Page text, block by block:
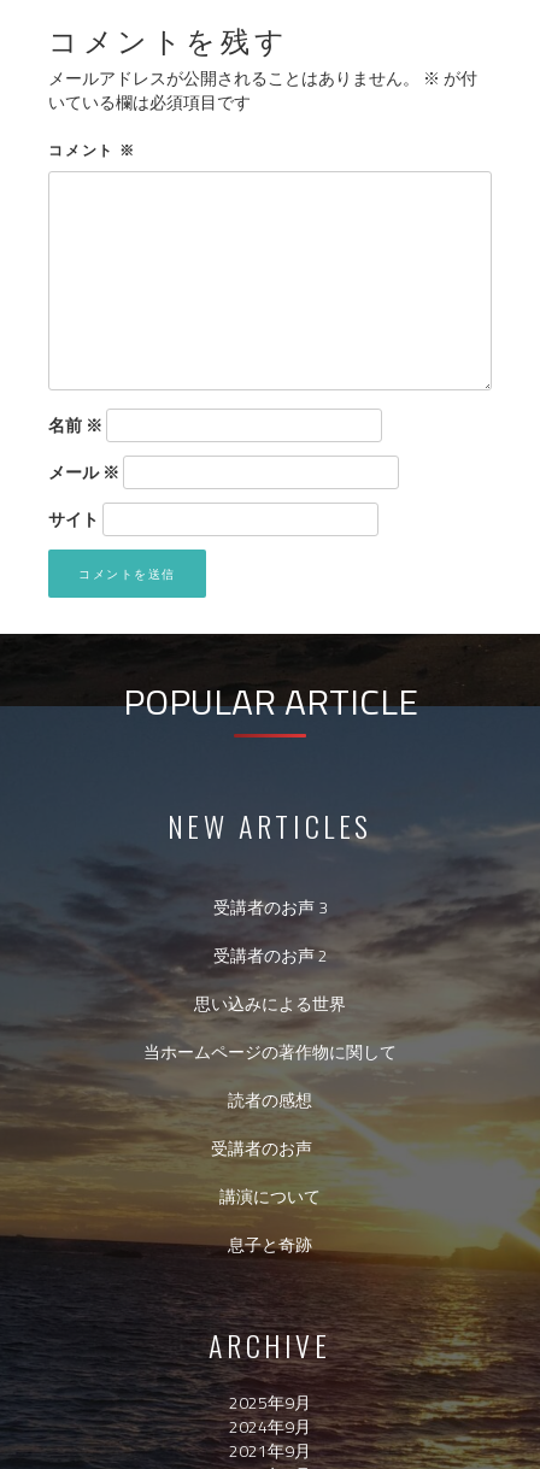
コメントを残す
メールアドレスが公開されることはありません。 ※ が付
いている欄は必須項目です
コメント ※
名前 ※
メール※
サイト
POPULAR ARTICLE
NEW ARTICLES
受講者のお声 3
受講者のお声 2
思い込みによる世界
当ホームページの著作物に関して
読者の感想
受講者のお声
講演について
息子と奇跡
ARCHIVE
2025年9月
2024年9月
2021年9月